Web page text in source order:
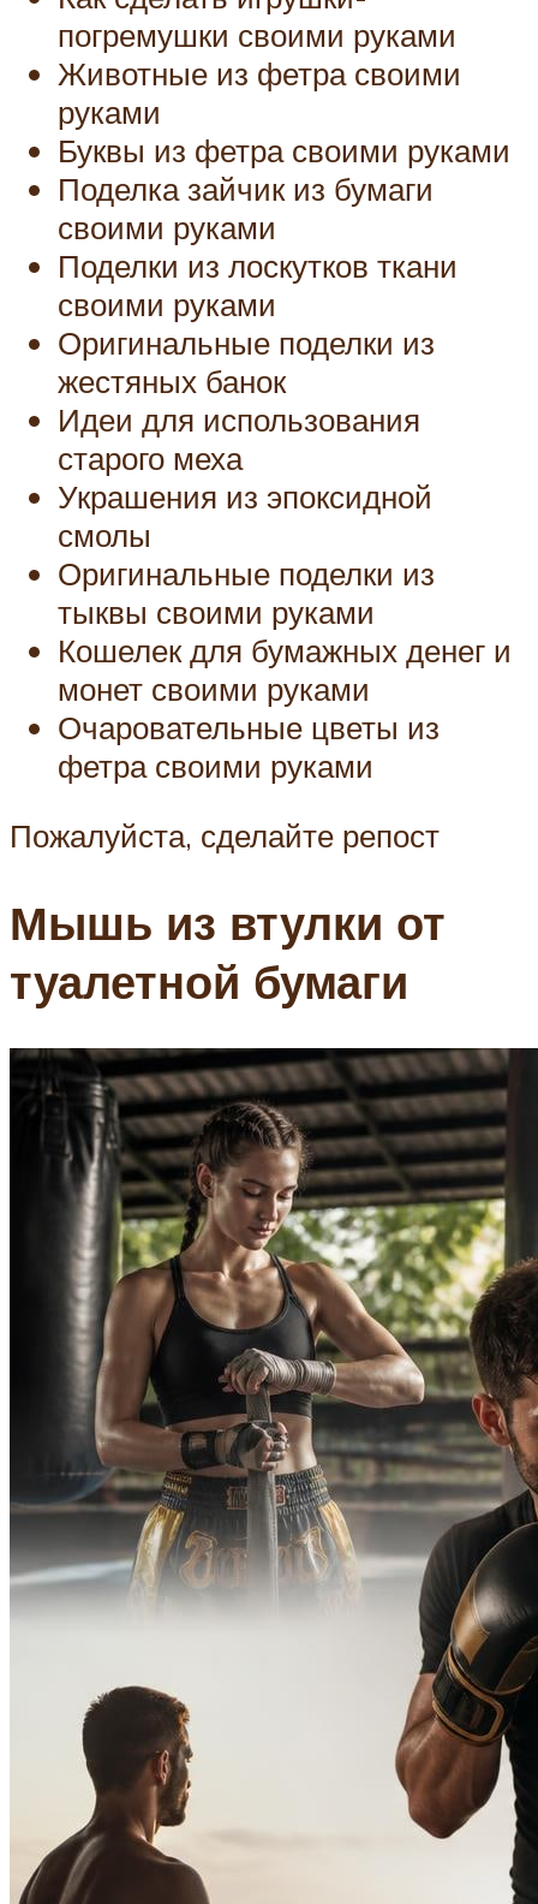
погремушки своими руками
Животные из фетра своими
руками
Буквы из фетра своими руками
Поделка зайчик из бумаги
своими руками
Поделки из лоскутков ткани
своими руками
Оригинальные поделки из
жестяных банок
Идеи для использования
старого меха
Украшения из эпоксидной
смолы
Оригинальные поделки из
тыквы своими руками
Кошелек для бумажных денег и
монет своими руками
Очаровательные цветы из
фетра своими руками
Пожалуйста, сделайте репост
Мышь из втулки от
туалетной бумаги